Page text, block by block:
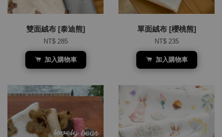
雙面絨布 [泰迪熊]
NT$ 285
加入購物車
單面絨布 [櫻桃熊]
NT$ 235
加入購物車